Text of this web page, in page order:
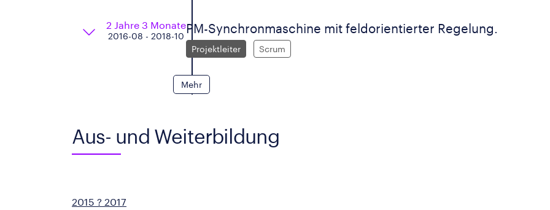
2 Jahre 3 Monate
2016-08 - 2018-10
PM-Synchronmaschine mit feldorientierter Regelung.
Projektleiter Scrum
Mehr
Aus- und Weiterbildung
2015 ? 2017